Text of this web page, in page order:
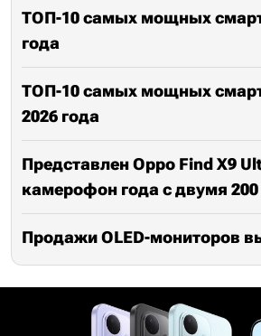
ТОП-10 самых мощных
года
ТОП-10 самых мощных
2026 года
Представлен Oppo Find X9
камерофон года с двумя
Продажи OLED-мониторов